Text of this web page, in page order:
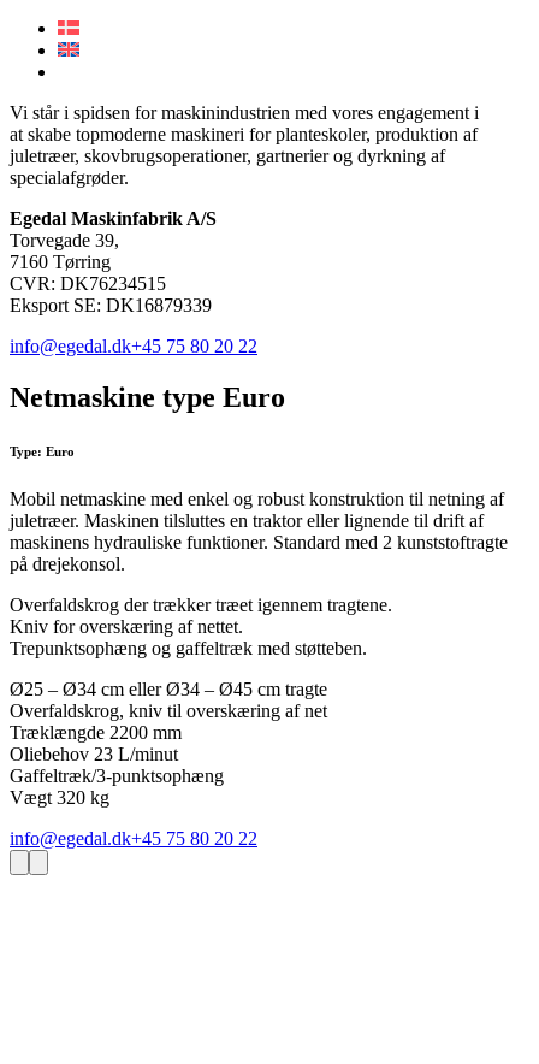
Vi står i spidsen for maskinindustrien med vores engagement i
at skabe topmoderne maskineri for planteskoler, produktion af
juletræer, skovbrugsoperationer, gartnerier og dyrkning af
specialafgrøder.
Egedal Maskinfabrik A/S
Torvegade 39,
7160 Tørring
CVR: DK76234515
Eksport SE: DK16879339
info@egedal.dk+45 75 80 20 22
Netmaskine type Euro
Type: Euro
Mobil netmaskine med enkel og robust konstruktion til netning af
juletræer. Maskinen tilsluttes en traktor eller lignende til drift af
maskinens hydrauliske funktioner. Standard med 2 kunststoftragte
på drejekonsol.
Overfaldskrog der trækker træet igennem tragtene.
Kniv for overskæring af nettet.
Trepunktsophæng og gaffeltræk med støtteben.
Ø25 – Ø34 cm eller Ø34 – Ø45 cm tragte
Overfaldskrog, kniv til overskæring af net
Træklængde 2200 mm
Oliebehov 23 L/minut
Gaffeltræk/3-punktsophæng
Vægt 320 kg
info@egedal.dk+45 75 80 20 22